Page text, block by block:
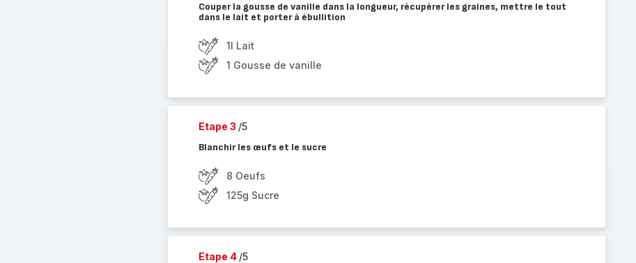
Couper la gousse de vanille dans la longueur, récupérer les graines, mettre le tout
dans le lait et porter à ébullition
1l Lait
1 Gousse de vanille
Etape 3 /5
Blanchir les œufs et le sucre
8 Oeufs
125g Sucre
Etape 4 /5